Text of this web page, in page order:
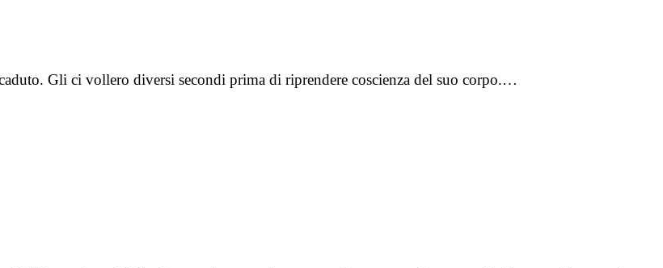
Gli ci vollero diversi secondi prima di riprendere coscienza del suo corpo.…